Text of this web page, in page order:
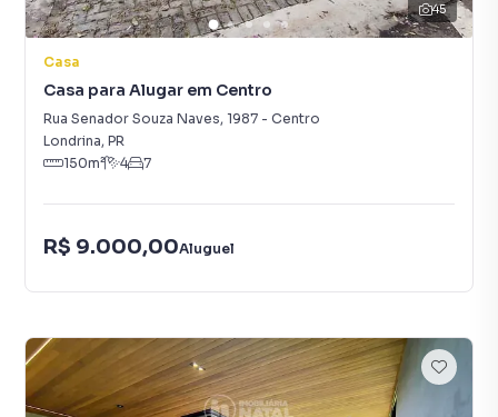
45
Casa
Casa para Alugar em Centro
Rua Senador Souza Naves, 1987 - Centro
Londrina, PR
150m² 4 7
R$ 9.000,00Aluguel